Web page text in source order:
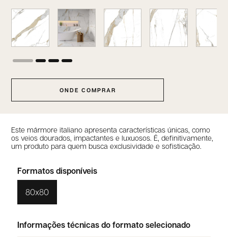
ONDE COMPRAR
Este mármore italiano apresenta características únicas, como
os veios dourados, impactantes e luxuosos. É, definitivamente,
um produto para quem busca exclusividade e sofisticação.
Formatos disponíveis
80x80
Informações técnicas do formato selecionado